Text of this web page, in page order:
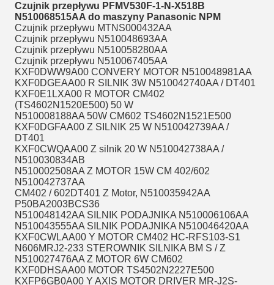
Czujnik przepływu PFMV530F-1-N-X518B
N510068515AA do maszyny Panasonic NPM
Czujnik przepływu MTNS000432AA
Czujnik przepływu N510048693AA
Czujnik przepływu N510058280AA
Czujnik przepływu N510067405AA
KXF0DWW9A00 CONVERY MOTOR N510048981AA
KXF0DGEAA00 R SILNIK 3W N510042740AA / DT401
KXF0E1LXA00 R MOTOR CM402
(TS4602N1520E500) 50 W
N510008188AA 50W CM602 TS4602N1521E500
KXF0DGFAA00 Z SILNIK 25 W N510042739AA /
DT401
KXF0CWQAA00 Z silnik 20 W N510042738AA /
N510030834AB
N510002508AA Z MOTOR 15W CM 402/602
N510042737AA
CM402 / 602DT401 Z Motor, N510035942AA
P50BA2003BCS36
N510048142AA SILNIK PODAJNIKA N510006106AA
N510043555AA SILNIK PODAJNIKA N510046420AA
KXF0CWLAA00 Y MOTOR CM402 HC-RFS103-S1
N606MRJ2-233 STEROWNIK SILNIKA BM S / Z
N510027476AA Z MOTOR 6W CM602
KXF0DHSAA00 MOTOR TS4502N2227E500
KXFP6GB0A00 Y AXIS MOTOR DRIVER MR-J2S-